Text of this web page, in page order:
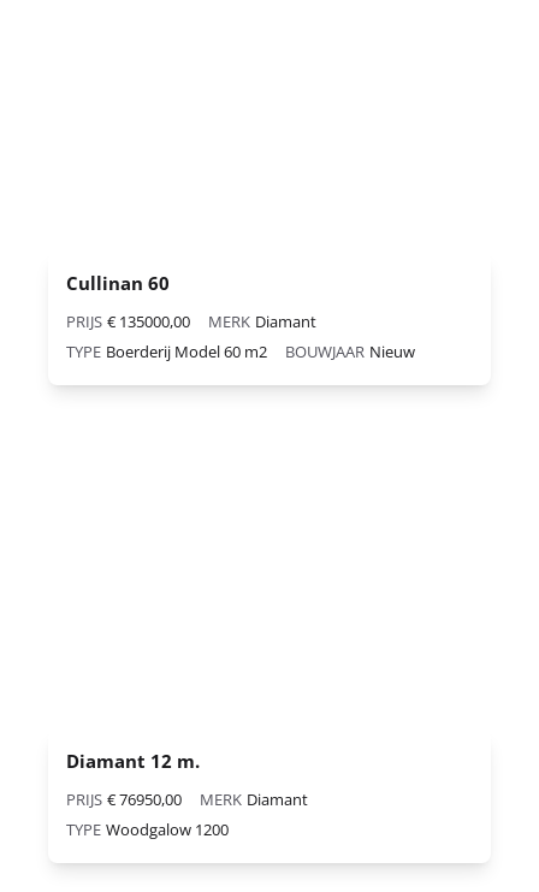
Cullinan 60
PRIJS € 135000,00 MERK Diamant
TYPE Boerderij Model 60 m2 BOUWJAAR Nieuw
Diamant 12 m.
PRIJS € 76950,00 MERK Diamant
TYPE Woodgalow 1200